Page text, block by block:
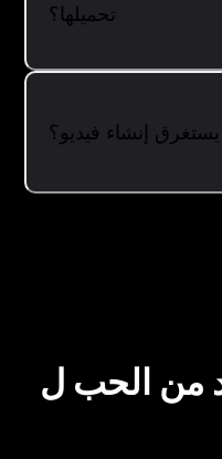
تحميلها؟
إنشاء فيديو؟